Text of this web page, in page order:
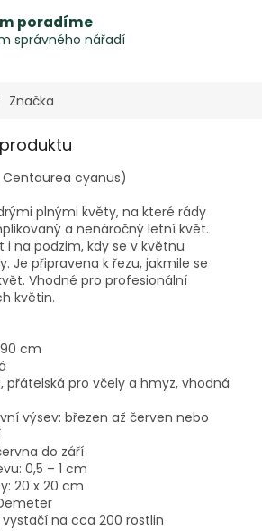
poradíme
správného nářadí
Značka
cyanus)
plnými květy, na které rády
a nenáročný letní květ.
i na podzim, kdy se v květnu
Je připravena k řezu, jakmile se
Vhodné pro profesionální
květin.
cm
přátelská pro včely a hmyz, vhodná
výsev: březen až červen nebo
do září
0,5 – 1 cm
20 x 20 cm
vystačí na cca 200 rostlin